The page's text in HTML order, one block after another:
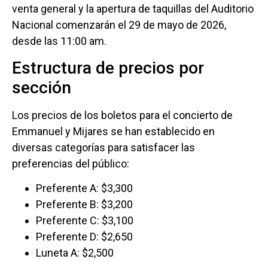
venta general y la apertura de taquillas del Auditorio
Nacional comenzarán el 29 de mayo de 2026,
desde las 11:00 am.
Estructura de precios por
sección
Los precios de los boletos para el concierto de
Emmanuel y Mijares se han establecido en
diversas categorías para satisfacer las
preferencias del público:
Preferente A: $3,300
Preferente B: $3,200
Preferente C: $3,100
Preferente D: $2,650
Luneta A: $2,500